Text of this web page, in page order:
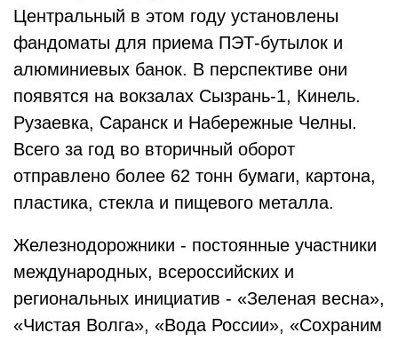
Центральный в этом году установлены
фандоматы для приема ПЭТ-бутылок и
алюминиевых банок. В перспективе они
появятся на вокзалах Сызрань-1, Кинель.
Рузаевка, Саранск и Набережные Челны.
Всего за год во вторичный оборот
отправлено более 62 тонн бумаги, картона,
пластика, стекла и пищевого металла.
Железнодорожники - постоянные участники
международных, всероссийских и
региональных инициатив - «Зеленая весна»,
«Чистая Волга», «Вода России», «Сохраним